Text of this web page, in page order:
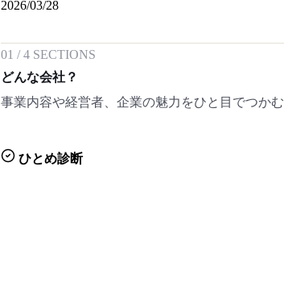
2026/03/28
01 /4 SECTIONS
どんな会社？
事業内容や経営者、企業の魅力をひと目でつかむ
ひとめ診断